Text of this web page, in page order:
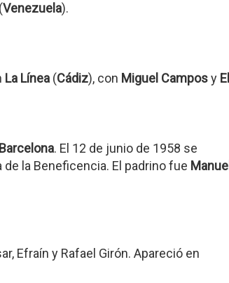
(Venezuela).
La Línea (Cádiz), con Miguel Camposy El
Barcelona. El 12 de junio de 1958 se
de la Beneficencia. El padrino fue Manuel
Efraín y Rafael Girón. Apareció en